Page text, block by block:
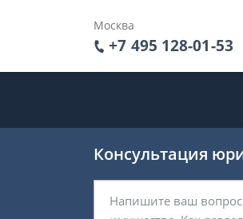
Москва
+7 495 128-01-53
Консультация